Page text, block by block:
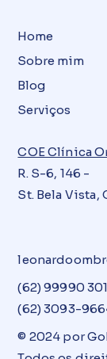
Home
Sobre mim
Blog
Serviços
COE Clínica
R. S-6, 146 -
St. Bela Vista,
(62) 99990
(62) 3093-
© 2024 por